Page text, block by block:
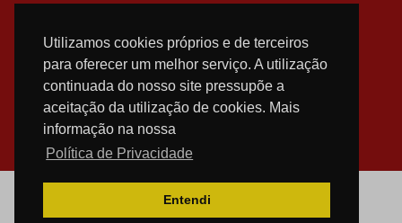
Utilizamos cookies próprios e de terceiros
para oferecer um melhor serviço. A utilização
continuada do nosso site pressupõe a
aceitação da utilização de cookies. Mais
informação na nossa
Política de Privacidade
Entendi
POLITICA DE PRIVACIDADE
SUBSCREVA A NOSSA NEWSLETTER!
WEB DESIGN